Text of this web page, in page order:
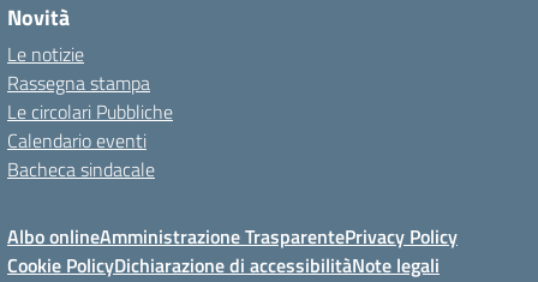
Novità
Le notizie
Rassegna stampa
Le circolari Pubbliche
Calendario eventi
Bacheca sindacale
Albo onlineAmministrazione TrasparentePrivacy Policy
Cookie PolicyDichiarazione di accessibilitàNote legali